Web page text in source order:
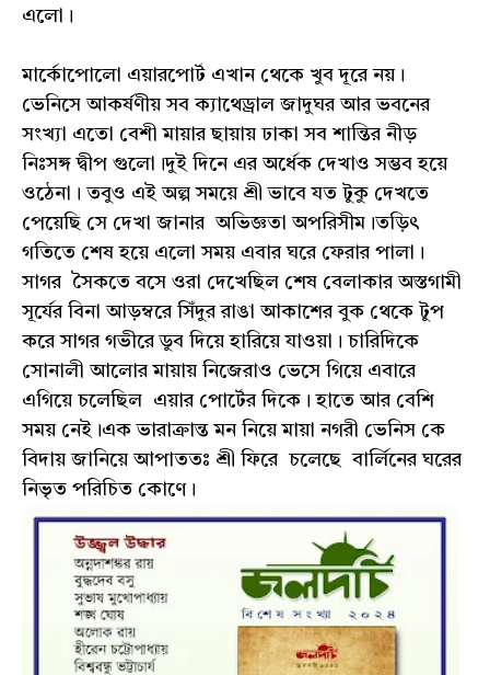
এলো।
মার্কোপোলো এয়ারপোর্ট এখান থেকে খুব দূরে নয়।
ভেনিসে আকর্ষণীয় সব ক্যাথেড্রাল জাদুঘর আর ভবনের
সংখ্যা এতো বেশী মায়ার ছায়ায় ঢাকা সব শান্তির নীড়
নিঃসঙ্গ দ্বীপ গুলো।দুই দিনে এর অর্ধেক দেখাও সম্ভব হয়ে
ওঠেনা। তবুও এই অল্প সময়ে শ্রী ভাবে যত টুকু দেখতে
পেয়েছি সে দেখা জানার অভিজ্ঞতা অপরিসীম।তড়িৎ
গতিতে শেষ হয়ে এলো সময় এবার ঘরে ফেরার পালা।
সাগর সৈকতে বসে ওরা দেখেছিল শেষ বেলাকার অস্তগামী
সূর্যের বিনা আড়ম্বরে সিঁদুর রাঙা আকাশের বুক থেকে টুপ
করে সাগর গভীরে ডুব দিয়ে হারিয়ে যাওয়া। চারিদিকে
সোনালী আলোর মায়ায় নিজেরাও ভেসে গিয়ে এবারে
এগিয়ে চলেছিল এয়ার পোর্টের দিকে। হাতে আর বেশি
সময় নেই।এক ভারাক্রান্ত মন নিয়ে মায়া নগরী ভেনিস কে
বিদায় জানিয়ে আপাততঃ শ্রী ফিরে চলেছে বার্লিনের ঘরের
নিভৃত পরিচিত কোণে।